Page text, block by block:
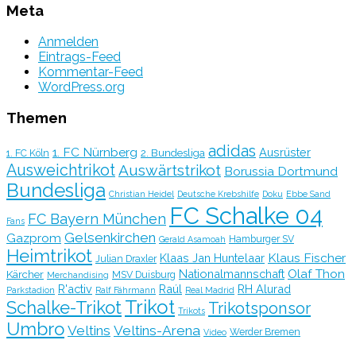
Meta
Anmelden
Eintrags-Feed
Kommentar-Feed
WordPress.org
Themen
1. FC Köln 1. FC Nürnberg 2. Bundesliga adidas Ausrüster
AusweichtrikotAuswärtstrikot Borussia Dortmund
Bundesliga Christian Heidel Deutsche Krebshilfe Doku Ebbe Sand
Fans FC Bayern München FC Schalke 04
Gazprom Gelsenkirchen Gerald Asamoah Hamburger SV
Heimtrikot Julian Draxler Klaas Jan Huntelaar Klaus Fischer
Kärcher Merchandising MSV Duisburg Nationalmannschaft Olaf Thon
Parkstadion R'activ Ralf Fährmann Raúl Real Madrid RH Alurad
Schalke-TrikotTrikot Trikots Trikotsponsor
Umbro Veltins Veltins-Arena Video Werder Bremen